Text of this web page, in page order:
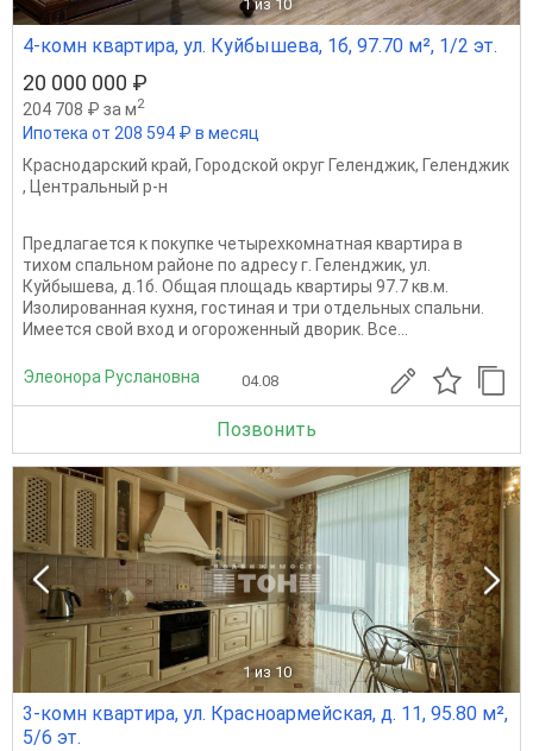
1 из 10
4-комн квартира, ул. Куйбышева, 1б, 97.70 м², 1/2 эт.
20 000 000 ₽
204 708 ₽ за м2
Ипотека от 208 594 ₽ в месяц
Краснодарский край, Городской округ Геленджик, Геленджик
, Центральный р-н
Предлагается к покупке четырехкомнатная квартира в
тихом спальном районе по адресу г. Геленджик, ул.
Куйбышева, д.1б. Общая площадь квартиры 97.7 кв.м.
Изолированная кухня, гостиная и три отдельных спальни.
Имеется свой вход и огороженный дворик. Все...
Элеонора Руслановна 04.08
Позвонить
1 из 10
3-комн квартира, ул. Красноармейская, д. 11, 95.80 м²,
5/6 эт.